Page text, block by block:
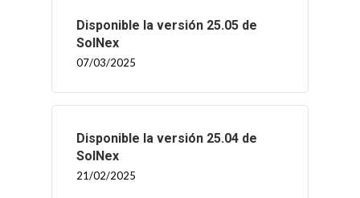
Disponible la versión 25.05 de
SolNex
07/03/2025
Disponible la versión 25.04 de
SolNex
21/02/2025